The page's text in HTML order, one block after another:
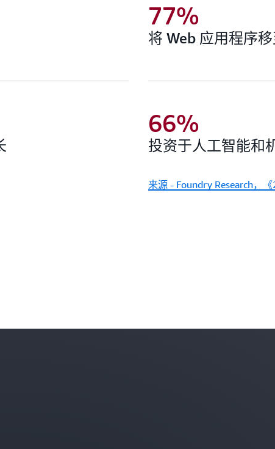
将 Web 应用程序
77%
投资于人工智能和
66%
来源 - Foundry Research，